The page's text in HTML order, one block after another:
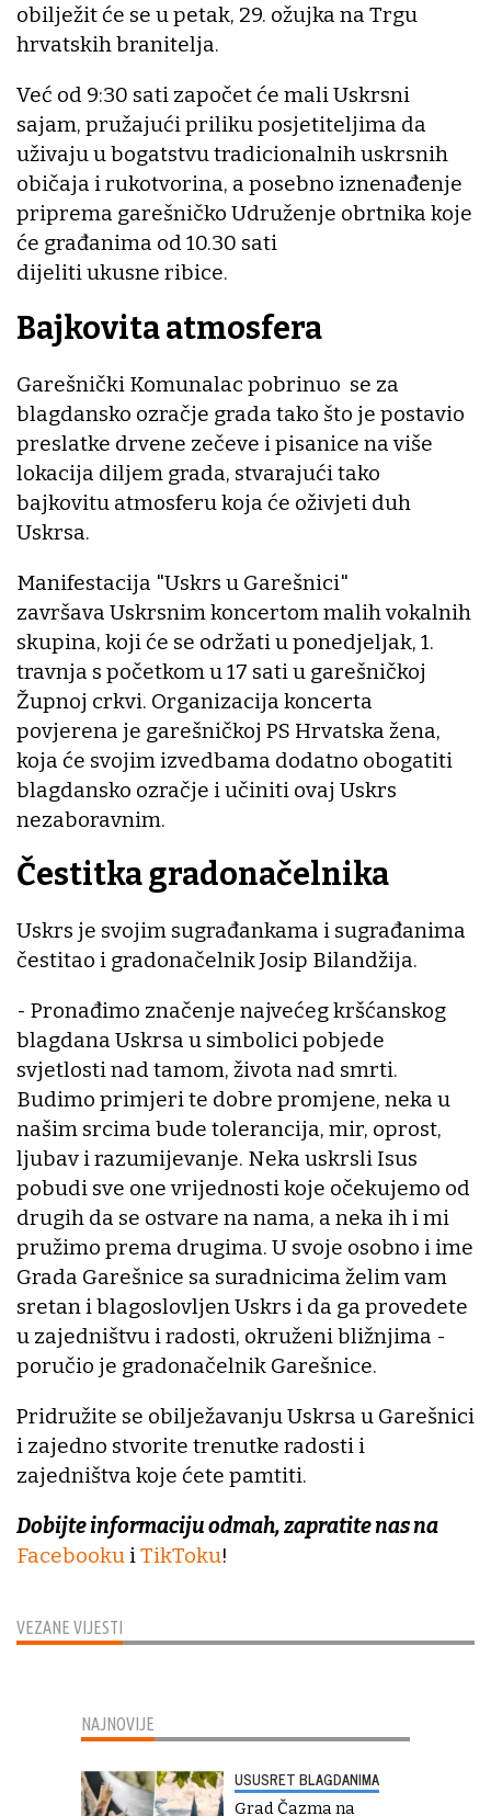
VEZANE VIJESTI
obilježit će se u petak, 29. ožujka na Trgu
hrvatskih branitelja.
Već od 9:30 sati započet će mali Uskrsni
sajam, pružajući priliku posjetiteljima da
uživaju u bogatstvu tradicionalnih uskrsnih
običaja i rukotvorina, a posebno iznenađenje
priprema garešničko Udruženje obrtnika koje
će građanima od 10.30 sati
dijeliti ukusne ribice.
Bajkovita atmosfera
Garešnički Komunalac pobrinuo se za
blagdansko ozračje grada tako što je postavio
preslatke drvene zečeve i pisanice na više
lokacija diljem grada, stvarajući tako
bajkovitu atmosferu koja će oživjeti duh
Uskrsa.
Manifestacija "Uskrs u Garešnici"
završava Uskrsnim koncertom malih vokalnih
skupina, koji će se održati u ponedjeljak, 1.
travnja s početkom u 17 sati u garešničkoj
Župnoj crkvi. Organizacija koncerta
povjerena je garešničkoj PS Hrvatska žena,
koja će svojim izvedbama dodatno obogatiti
blagdansko ozračje i učiniti ovaj Uskrs
nezaboravnim.
Čestitka gradonačelnika
Uskrs je svojim sugrađankama i sugrađanima
čestitao i gradonačelnik Josip Bilandžija.
- Pronađimo značenje najvećeg kršćanskog
blagdana Uskrsa u simbolici pobjede
svjetlosti nad tamom, života nad smrti.
Budimo primjeri te dobre promjene, neka u
našim srcima bude tolerancija, mir, oprost,
ljubav i razumijevanje. Neka uskrsli Isus
pobudi sve one vrijednosti koje očekujemo od
drugih da se ostvare na nama, a neka ih i mi
pružimo prema drugima. U svoje osobno i ime
Grada Garešnice sa suradnicima želim vam
sretan i blagoslovljen Uskrs i da ga provedete
u zajedništvu i radosti, okruženi bližnjima -
poručio je gradonačelnik Garešnice.
Pridružite se obilježavanju Uskrsa u Garešnici
i zajedno stvorite trenutke radosti i
zajedništva koje ćete pamtiti.
Dobijte informaciju odmah, zapratite nas na
FacebookuiTikToku!
NAJNOVIJE
USUSRET BLAGDANIMA
Grad Čazma na